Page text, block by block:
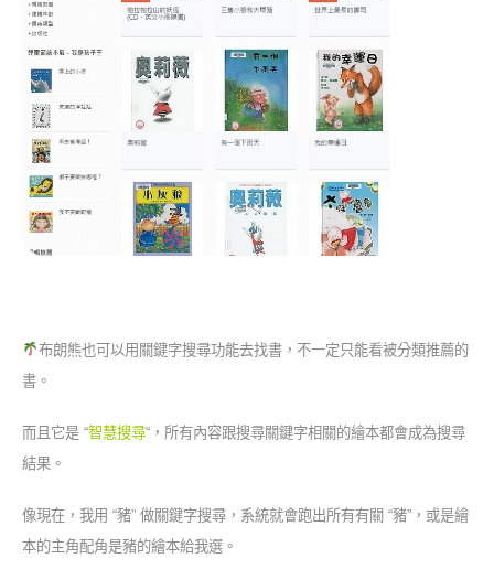
布朗熊也可以用關鍵字搜尋功能去找書，不一定只能看被分類推薦的
書。
而且它是 “智慧搜尋“，所有內容跟搜尋關鍵字相關的繪本都會成為搜尋
結果。
像現在，我用 “豬” 做關鍵字搜尋，系統就會跑出所有有關 “豬”，或是繪
本的主角配角是豬的繪本給我選。